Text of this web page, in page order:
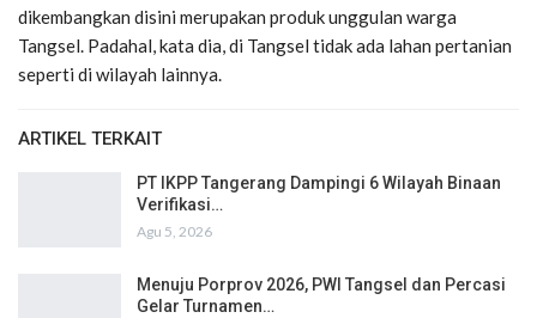
dikembangkan disini merupakan produk unggulan warga
Tangsel. Padahal, kata dia, di Tangsel tidak ada lahan pertanian
seperti di wilayah lainnya.
ARTIKEL TERKAIT
PT IKPP Tangerang Dampingi 6 Wilayah Binaan
Verifikasi…
Agu 5, 2026
Menuju Porprov 2026, PWI Tangsel dan Percasi
Gelar Turnamen…